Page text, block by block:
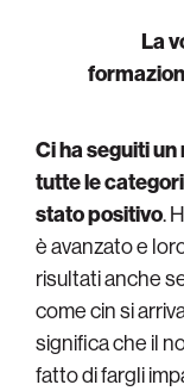
La
Ci ha seguiti
tutte le
stato positivo.
è avanzato e
risultati anche
come cin si
significa che il
fatto di fargli